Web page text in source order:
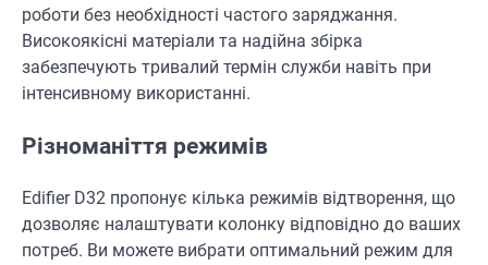
роботи без необхідності частого заряджання.
Високоякісні матеріали та надійна збірка
забезпечують тривалий термін служби навіть при
інтенсивному використанні.
Різноманіття режимів
Edifier D32 пропонує кілька режимів відтворення, що
дозволяє налаштувати колонку відповідно до ваших
потреб. Ви можете вибрати оптимальний режим для